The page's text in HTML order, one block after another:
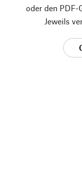
oder den PDF-
Jeweils